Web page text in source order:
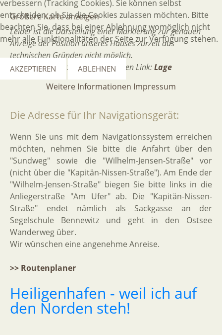
Größere Karte anzeigen
Leider ist die Darstellung einer Markierung zur genauen
Anzeige der Position unseres Hauses zurzeit aus
technischen Gründen nicht möglich.
Bitte verwenden Sie dafür folgenden Link:Lage
Die Adresse für Ihr Navigationsgerät:
Wenn Sie uns mit dem Navigationssystem erreichen
möchten, nehmen Sie bitte die Anfahrt über den
"Sundweg" sowie die "Wilhelm-Jensen-Straße" vor
(nicht über die "Kapitän-Nissen-Straße"). Am Ende der
"Wilhelm-Jensen-Straße" biegen Sie bitte links in die
Anliegerstraße "Am Ufer" ab. Die "Kapitän-Nissen-
Straße" endet nämlich als Sackgasse an der
Segelschule Bennewitz und geht in den Ostsee
Wanderweg über.
Wir wünschen eine angenehme Anreise.
>> Routenplaner
Heiligenhafen - weil ich auf
den Norden steh!
verbessern (Tracking Cookies). Sie können selbst
entscheiden, ob Sie die Cookies zulassen möchten. Bitte
beachten Sie, dass bei einer Ablehnung womöglich nicht
mehr alle Funktionalitäten der Seite zur Verfügung stehen.
AKZEPTIEREN ABLEHNEN
Weitere Informationen Impressum